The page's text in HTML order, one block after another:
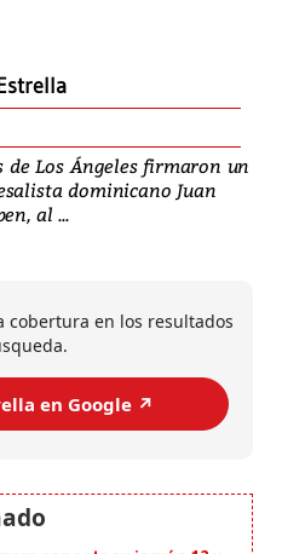
de Los Ángeles firmaron un
dominicano Juan
al ...
cobertura en los resultados
en Google ↗️